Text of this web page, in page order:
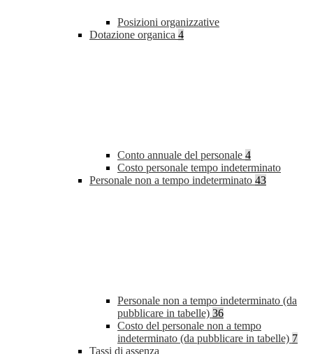
Posizioni organizzative
Dotazione organica 4
Conto annuale del personale 4
Costo personale tempo indeterminato
Personale non a tempo indeterminato 43
Personale non a tempo indeterminato (da
pubblicare in tabelle) 36
Costo del personale non a tempo
indeterminato (da pubblicare in tabelle) 7
Tassi di assenza